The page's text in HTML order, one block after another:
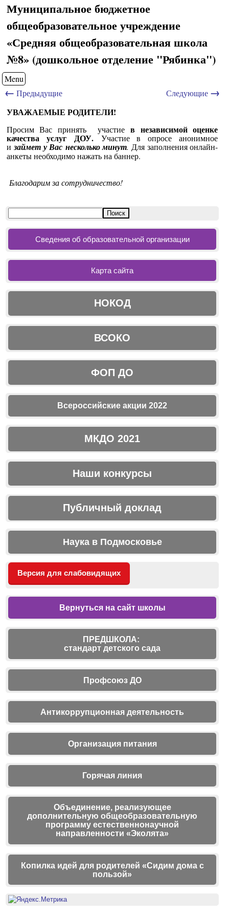
Муниципальное бюджетное
общеобразовательное учреждение
«Средняя общеобразовательная школа
№8» (дошкольное отделение "Рябинка")
Menu
← Предыдущие Следующие →
УВАЖАЕМЫЕ РОДИТЕЛИ!
Просим Вас принять участиев независимой оценке
качества услуг ДОУ.Участие в опросе анонимное
изаймет у Вас несколько минут. Для заполнения онлайн-
анкеты необходимо нажать на баннер.
Благодарим за сотрудничество!
Сведения об образовательной организации
Карта сайта
НОКОД
ВСОКО
ФОП ДО
Всероссийские акции 2022
МКДО 2021
Наши конкурсы
Публичный доклад
Наука в Подмосковье
Версия для слабовидящих
Вернуться на сайт школы
ПРЕДШКОЛА:
стандарт детского сада
Профсоюз ДО
Антикоррупционная деятельность
Организация питания
Горячая линия
Объединение, реализующее
дополнительную общеобразовательную
программу естественнонаучной
направленности «Эколята»
Копилка идей для родителей «Сидим дома с
пользой»